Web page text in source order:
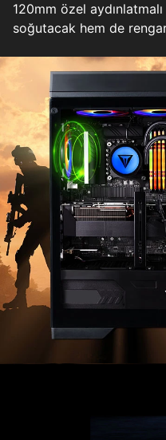
120mm özel
soğutacak hem de